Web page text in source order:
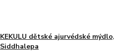
KEKULU dětské ajurvédské mýdlo,
Siddhalepa